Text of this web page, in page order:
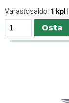
Varastosaldo: 1 kpl